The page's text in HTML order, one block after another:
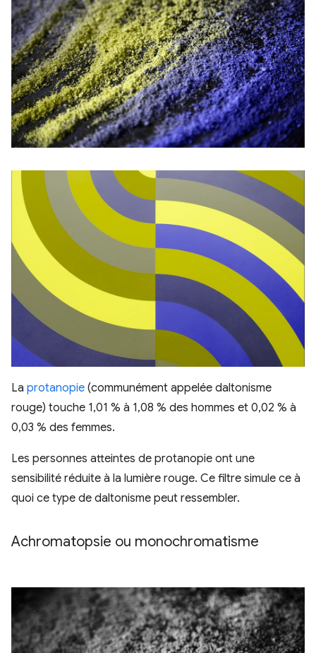
La protanopie (communément appelée daltonisme
rouge) touche 1,01 % à 1,08 % des hommes et 0,02 % à
0,03 % des femmes.
Les personnes atteintes de protanopie ont une
sensibilité réduite à la lumière rouge. Ce filtre simule ce à
quoi ce type de daltonisme peut ressembler.
Achromatopsie ou monochromatisme